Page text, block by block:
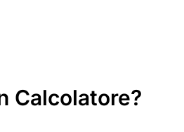
Calcolatore?